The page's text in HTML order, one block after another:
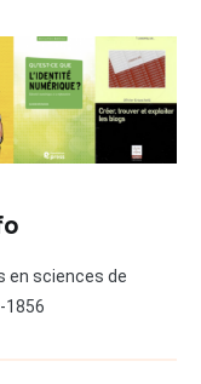
en sciences de
1856